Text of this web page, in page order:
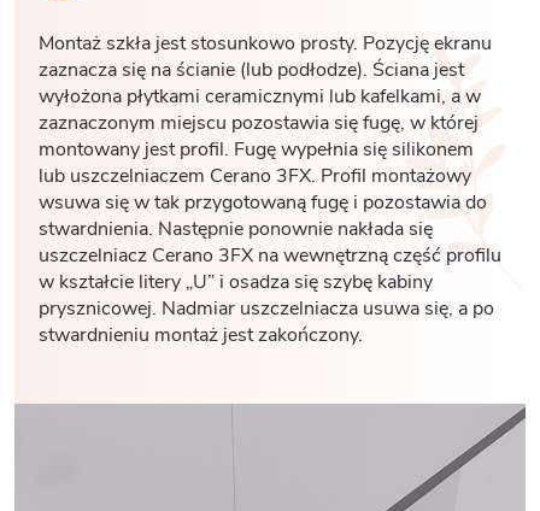
Montaż szkła jest stosunkowo prosty. Pozycję ekranu
zaznacza się na ścianie (lub podłodze). Ściana jest
wyłożona płytkami ceramicznymi lub kafelkami, a w
zaznaczonym miejscu pozostawia się fugę, w której
montowany jest profil. Fugę wypełnia się silikonem
lub uszczelniaczem Cerano 3FX. Profil montażowy
wsuwa się w tak przygotowaną fugę i pozostawia do
stwardnienia. Następnie ponownie nakłada się
uszczelniacz Cerano 3FX na wewnętrzną część profilu
w kształcie litery „U” i osadza się szybę kabiny
prysznicowej. Nadmiar uszczelniacza usuwa się, a po
stwardnieniu montaż jest zakończony.